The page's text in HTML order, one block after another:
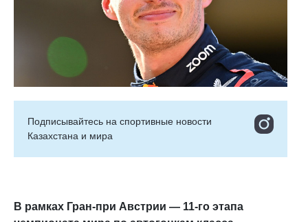
Подписывайтесь на cпортивные новости
Казахстана и мира
В рамках Гран-при Австрии — 11-го этапа